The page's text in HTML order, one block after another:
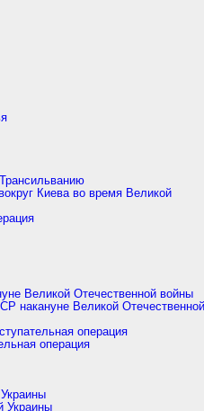
Киева во время Великой
Великой Отечественной войны
накануне Великой
операция
операция
Украины